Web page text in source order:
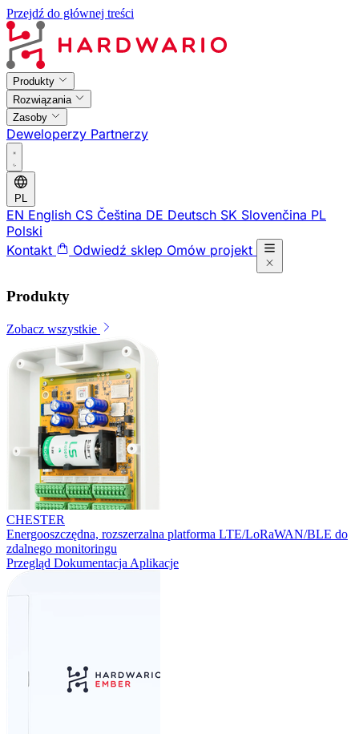
Przejdź do głównej treści
Produkty
Rozwiązania
Zasoby
Deweloperzy Partnerzy
PL
EN English CS Čeština DE Deutsch SK Slovenčina PL
Polski
Kontakt
Odwiedź sklep Omów projekt
Produkty
Zobacz wszystkie
CHESTER
Energooszczędna, rozszerzalna platforma LTE/LoRaWAN/BLE do
zdalnego monitoringu
Przegląd Dokumentacja Aplikacje